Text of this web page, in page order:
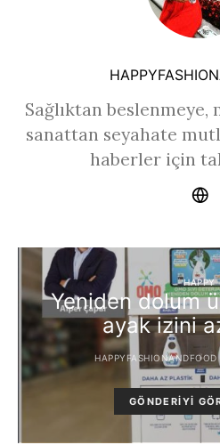
Sağlıktan beslenmeye,
sanattan seyahate
haberler için
HAPPY
Yeniden dolum
ayak izini
HAPPYFASHIONANDFOOD
GÖNDERIYI